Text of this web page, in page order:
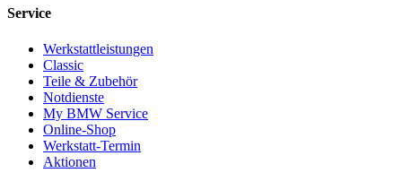
Service
Werkstattleistungen
Classic
Teile & Zubehör
Notdienste
My BMW Service
Online-Shop
Werkstatt-Termin
Aktionen